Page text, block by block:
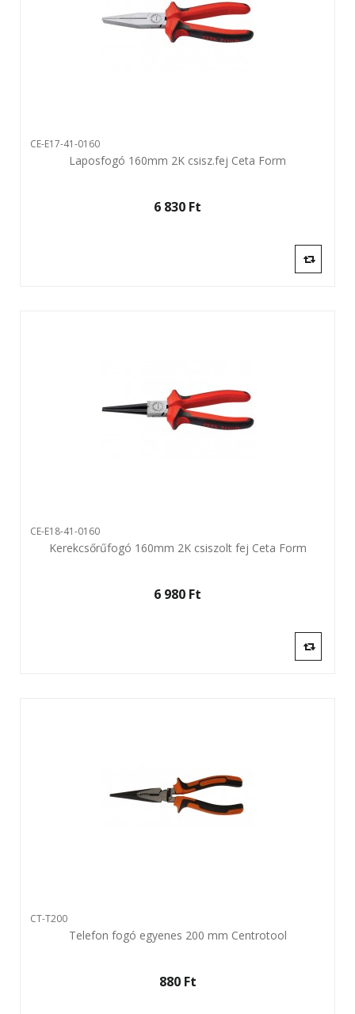
CE-E17-41-0160
Laposfogó 160mm 2K csisz.fej Ceta Form
6 830 Ft‎
CE-E18-41-0160
Kerekcsőrűfogó 160mm 2K csiszolt fej Ceta Form
6 980 Ft‎
CT-T200
Telefon fogó egyenes 200 mm Centrotool
880 Ft‎